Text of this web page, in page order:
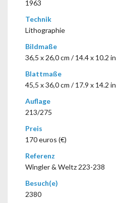
1963
Technik
Lithographie
Bildmaße
36,5 x 26,0 cm / 14.4 x 10.2 in
Blattmaße
45,5 x 36,0 cm / 17.9 x 14.2 in
Auflage
213/275
Preis
170 euros (€)
Referenz
Wingler & Weltz 223-238
Besuch(e)
2380